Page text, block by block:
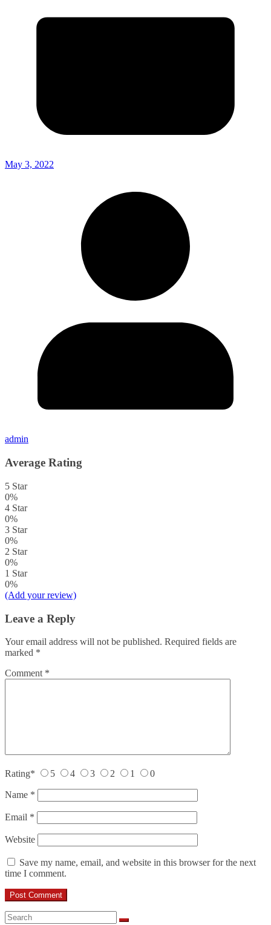
May 3, 2022
admin
Average Rating
5 Star
0%
4 Star
0%
3 Star
0%
2 Star
0%
1 Star
0%
(Add your review)
Leave a Reply
Your email address will not be published. Required fields are
marked *
Comment *
Rating* 5 4 3 2 1 0
Name *
Email *
Website
Save my name, email, and website in this browser for the next
time I comment.